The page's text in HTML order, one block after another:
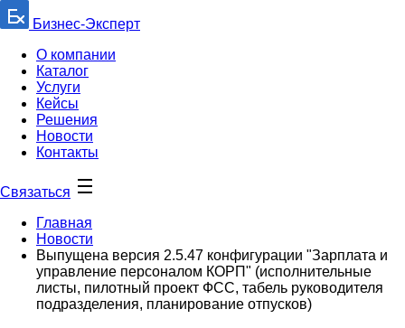
Бизнес-Эксперт
О компании
Каталог
Услуги
Кейсы
Решения
Новости
Контакты
Связаться
Главная
Новости
Выпущена версия 2.5.47 конфигурации "Зарплата и
управление персоналом КОРП" (исполнительные
листы, пилотный проект ФСС, табель руководителя
подразделения, планирование отпусков)